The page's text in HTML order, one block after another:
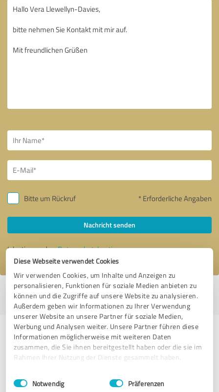
Diese Webseite verwendet Cookies
Wir verwenden Cookies, um Inhalte und Anzeigen zu
personalisieren, Funktionen für soziale Medien anbieten zu
können und die Zugriffe auf unsere Website zu analysieren.
Außerdem geben wir Informationen zu Ihrer Verwendung
unserer Website an unsere Partner für soziale Medien,
Werbung und Analysen weiter. Unsere Partner führen diese
Informationen möglicherweise mit weiteren Daten
zusammen, die Sie ihnen bereitgestellt haben oder die sie im
Rahmen Ihrer Nutzung der Dienste gesammelt haben.
Impressum Datenschutzbestimmungen
Einwilligungsauswahl
Notwendig Präferenzen
Bitte um Rückruf * Erforderliche Angaben
Nachricht senden
Ich stimme denDatenschutzbestimmungenzu.
Profil aktiv seit 07.03.2018 | Letzte Aktualisierung: 29.07.2024
melden
Erfahrungen zu weiteren
Anbietern aus dem Bereich
Beratung
Johannes Schöll